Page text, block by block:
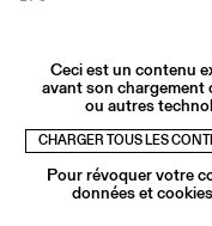
Ceci est un contenu
avant son chargement
ou autres
CHARGER TOUS LES
Pour révoquer votre
données et